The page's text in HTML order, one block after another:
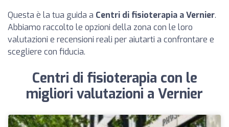
Questa è la tua guida a Centri di fisioterapia a Vernier.
Abbiamo raccolto le opzioni della zona con le loro
valutazioni e recensioni reali per aiutarti a confrontare e
scegliere con fiducia.
Centri di fisioterapia con le
migliori valutazioni a Vernier